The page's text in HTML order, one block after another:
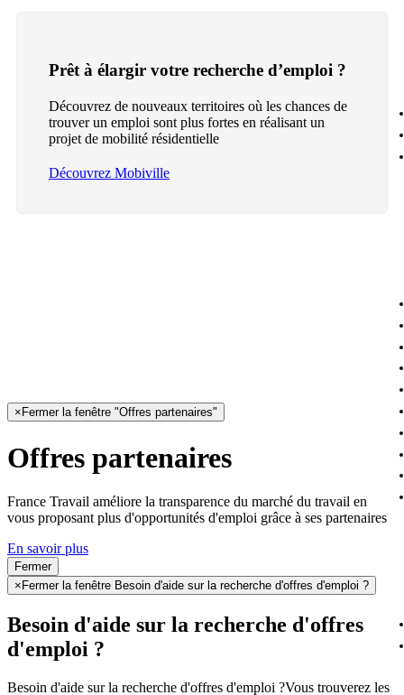
Prêt à élargir votre recherche d’emploi ?
Découvrez de nouveaux territoires où les chances de
trouver un emploi sont plus fortes en réalisant un
projet de mobilité résidentielle
Découvrez Mobiville
× Fermer la fenêtre "Offres partenaires"
Offres partenaires
France Travail améliore la transparence du marché du travail en
vous proposant plus d'opportunités d'emploi grâce à ses partenaires
En savoir plus
Fermer
× Fermer la fenêtre Besoin d'aide sur la recherche d'offres d'emploi ?
Besoin d'aide sur la recherche d'offres
d'emploi ?
Besoin d'aide sur la recherche d'offres d'emploi ?Vous trouverez les